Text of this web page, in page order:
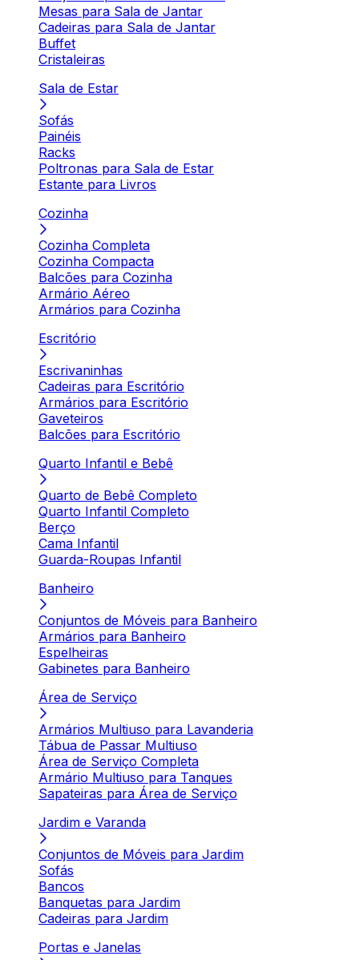
Mesas para Sala de Jantar
Cadeiras para Sala de Jantar
Buffet
Cristaleiras
Sala de Estar
Sofás
Painéis
Racks
Poltronas para Sala de Estar
Estante para Livros
Cozinha
Cozinha Completa
Cozinha Compacta
Balcões para Cozinha
Armário Aéreo
Armários para Cozinha
Escritório
Escrivaninhas
Cadeiras para Escritório
Armários para Escritório
Gaveteiros
Balcões para Escritório
Quarto Infantil e Bebê
Quarto de Bebê Completo
Quarto Infantil Completo
Berço
Cama Infantil
Guarda-Roupas Infantil
Banheiro
Conjuntos de Móveis para Banheiro
Armários para Banheiro
Espelheiras
Gabinetes para Banheiro
Área de Serviço
Armários Multiuso para Lavanderia
Tábua de Passar Multiuso
Área de Serviço Completa
Armário Multiuso para Tanques
Sapateiras para Área de Serviço
Jardim e Varanda
Conjuntos de Móveis para Jardim
Sofás
Bancos
Banquetas para Jardim
Cadeiras para Jardim
Portas e Janelas